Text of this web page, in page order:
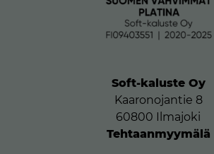
Soft-kaluste Oy
Kaaronojantie 8
60800 Ilmajoki
Tehtaanmyymälä